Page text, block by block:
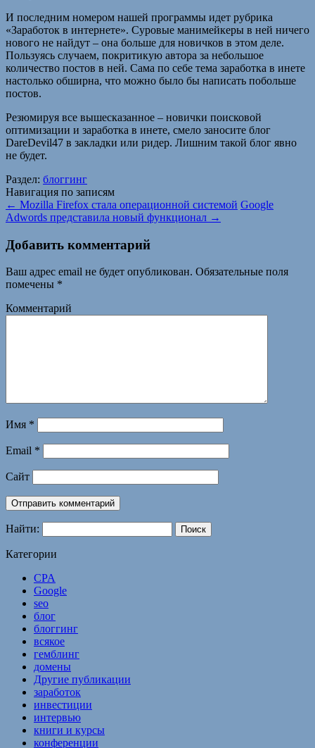
И последним номером нашей программы идет рубрика
«Заработок в интернете». Суровые манимейкеры в ней ничего
нового не найдут – она больше для новичков в этом деле.
Пользуясь случаем, покритикую автора за небольшое
количество постов в ней. Сама по себе тема заработка в инете
настолько обширна, что можно было бы написать побольше
постов.
Резюмируя все вышесказанное – новички поисковой
оптимизации и заработка в инете, смело заносите блог
DareDevil47 в закладки или ридер. Лишним такой блог явно
не будет.
Раздел: блоггинг
Навигация по записям
← Mozilla Firefox стала операционной системой Google
Adwords представила новый функционал →
Добавить комментарий
Ваш адрес email не будет опубликован. Обязательные поля
помечены *
Комментарий
Имя *
Email *
Сайт
Найти:
Категории
CPA
Google
seo
блог
блоггинг
всякое
гемблинг
домены
Другие публикации
заработок
инвестиции
интервью
книги и курсы
конференции